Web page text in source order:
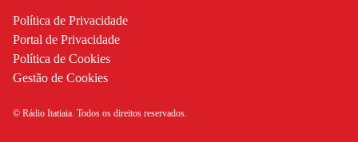
Política de Privacidade
Portal de Privacidade
Política de Cookies
Gestão de Cookies
© Rádio Itatiaia. Todos os direitos reservados.